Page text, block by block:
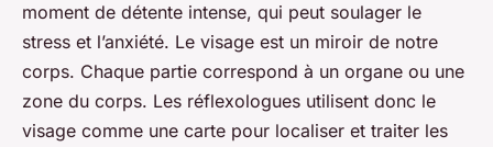
moment de détente intense, qui peut soulager le
stress et l’anxiété. Le visage est un miroir de notre
corps. Chaque partie correspond à un organe ou une
zone du corps. Les réflexologues utilisent donc le
visage comme une carte pour localiser et traiter les